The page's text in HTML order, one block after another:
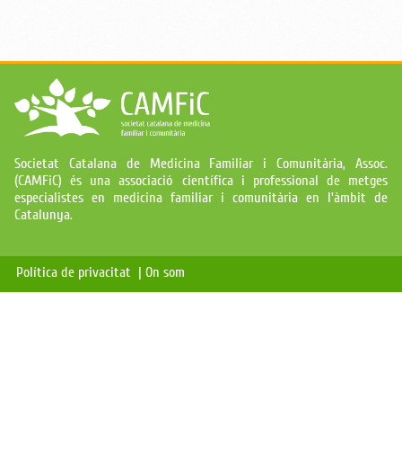
Societat Catalana de Medicina Familiar i Comunitària, Assoc.
(CAMFiC) és una associació científica i professional de metges
especialistes en medicina familiar i comunitària en l'àmbit de
Catalunya.
Política de privacitat | On som